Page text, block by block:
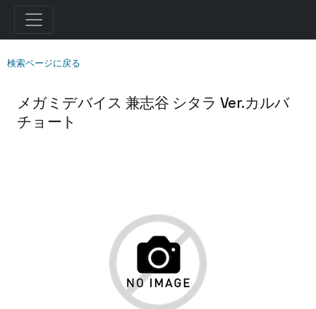
検索ページに戻る
メガミデバイス 兼志谷 シタラ Ver.カルバ
チョート